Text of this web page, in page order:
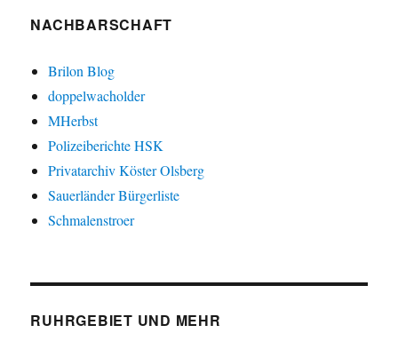
NACHBARSCHAFT
Brilon Blog
doppelwacholder
MHerbst
Polizeiberichte HSK
Privatarchiv Köster Olsberg
Sauerländer Bürgerliste
Schmalenstroer
RUHRGEBIET UND MEHR